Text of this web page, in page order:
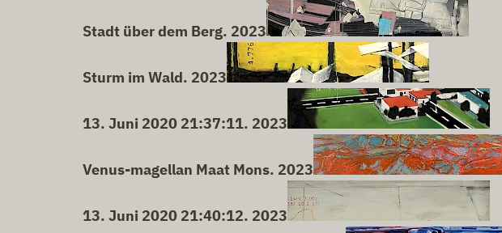
Stadt über dem Berg. 2023
Sturm im Wald. 2023
13. Juni 2020 21:37:11. 2023
Venus-magellan Maat Mons. 2023
13. Juni 2020 21:40:12. 2023